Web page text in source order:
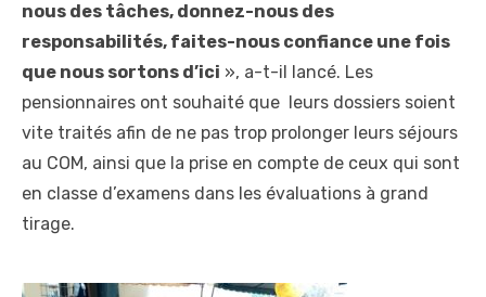
nous des tâches, donnez-nous des
responsabilités, faites-nous confiance une fois
que nous sortons d’ici », a-t-il lancé. Les
pensionnaires ont souhaité que leurs dossiers soient
vite traités afin de ne pas trop prolonger leurs séjours
au COM, ainsi que la prise en compte de ceux qui sont
en classe d’examens dans les évaluations à grand
tirage.